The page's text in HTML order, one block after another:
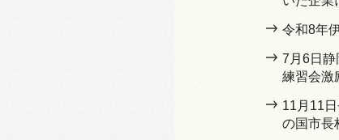
令和8年
7月6日静
練習会激
11月11
の国市長